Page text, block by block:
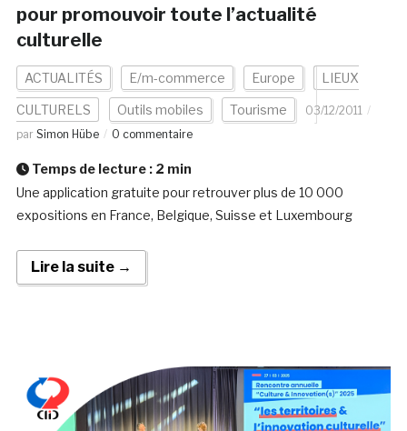
pour promouvoir toute l’actualité
culturelle
ACTUALITÉS E/m-commerce Europe LIEUX
CULTURELS Outils mobiles Tourisme
03/12/2011
par Simon Hübe 0 commentaire
Temps de lecture : 2 min
Une application gratuite pour retrouver plus de 10 000
expositions en France, Belgique, Suisse et Luxembourg
Lire la suite →